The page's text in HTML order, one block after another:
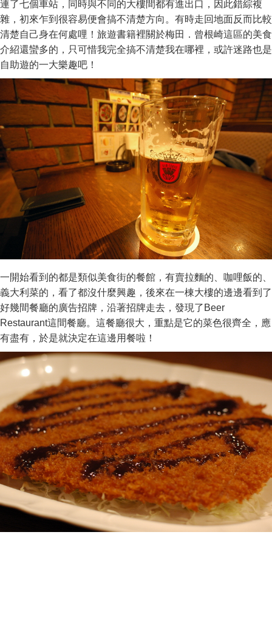
連了七個車站，同時與不同的大樓間都有進出口，因此錯綜複
雜，初來乍到很容易便會搞不清楚方向。有時走回地面反而比較
清楚自己身在何處哩！旅遊書籍裡關於梅田．曾根崎這區的美食
介紹還蠻多的，只可惜我完全搞不清楚我在哪裡，或許迷路也是
自助遊的一大樂趣吧！
一開始看到的都是類似美食街的餐館，有賣拉麵的、咖哩飯的、
義大利菜的，看了都沒什麼興趣，後來在一棟大樓的邊邊看到了
好幾間餐廳的廣告招牌，沿著招牌走去，發現了Beer
Restaurant這間餐廳。這餐廳很大，重點是它的菜色很齊全，應
有盡有，於是就決定在這邊用餐啦！